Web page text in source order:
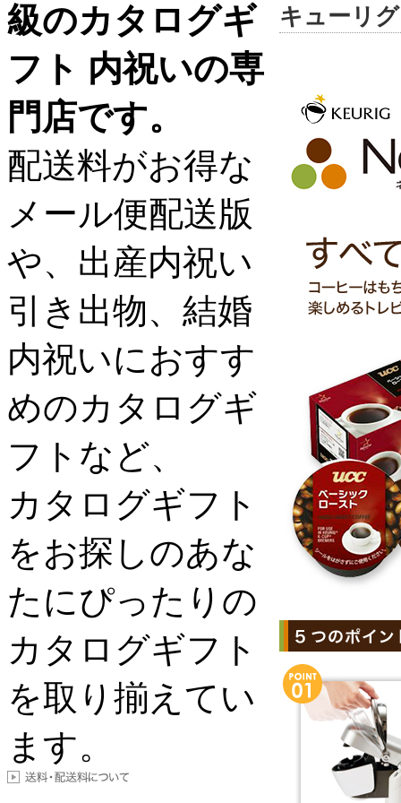
キューリ
級のカタログギ
フト 内祝いの専
門店です。
配送料がお得な
メール便配送版
や、出産内祝い
引き出物、結婚
内祝いにおすす
めのカタログギ
フトなど、
カタログギフト
をお探しのあな
たにぴったりの
カタログギフト
を取り揃えてい
ます。